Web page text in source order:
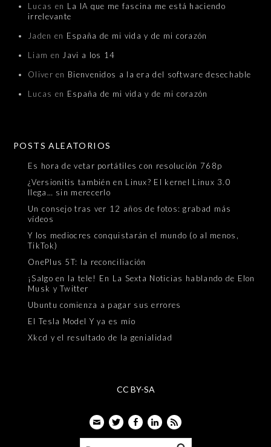
Lucas en La IA que me fascina me está haciendo
irrelevante
Jaden en España de mi vida y de mi corazón
Liam en Javi a los 14
Oliver en Bienvenidos a la era del software desechable
Lucas en España de mi vida y de mi corazón
POSTS ALEATORIOS
Es hora de vetar portátiles con resolución 768p
¿Versionitis también en Linux? El kernel Linux 3.0
llega… sin merecerlo
Un consejo tras ver 12 años de fotos: grabad más
vídeos
Y los mediocres conquistarán el mundo (o al menos,
TikTok)
OnePlus 5T: la reconciliación
¡Salgo en la tele! En La Sexta Noticias hablando de Elon
Musk y Twitter
Ubuntu comienza a pagar sus errores
El Tesla Model Y ya es mío
Xkcd y el resultado de la genialidad
CC BY-SA
EmailTwitterFacebook
LinkedIn
Feed